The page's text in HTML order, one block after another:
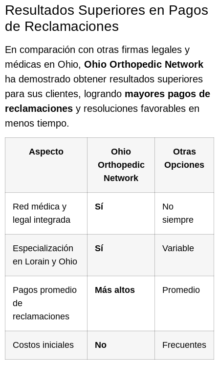
Resultados Superiores en Pagos
de Reclamaciones
En comparación con otras firmas legales y
médicas en Ohio, Ohio Orthopedic Network
ha demostrado obtener resultados superiores
para sus clientes, logrando mayores pagos de
reclamaciones y resoluciones favorables en
menos tiempo.
Aspecto
Ohio
Orthopedic
Network
Otras
Opciones
Red médica y
legal integrada
Sí
No
siempre
Especialización
en Lorain y Ohio
Sí Variable
Pagos promedio
de
reclamaciones
Más altos Promedio
Costos iniciales No Frecuentes